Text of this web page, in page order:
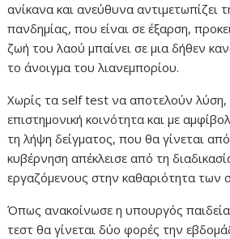
ανίκανα και ανεύθυνα αντιμετωπίζει
πανδημίας, που είναι σε έξαρση,
ζωή του λαού μπαίνει σε μια δήθεν
το άνοιγμα του λιανεμπορίου.
Χωρίς τα self test να αποτελούν
επιστημονική κοινότητα και με
τη λήψη δείγματος, που θα γίνεται
κυβέρνηση απέκλεισε από τη
εργαζόμενους στην καθαριότητα των
Όπως ανακοίνωσε η υπουργός
τεστ θα γίνεται δύο φορές την